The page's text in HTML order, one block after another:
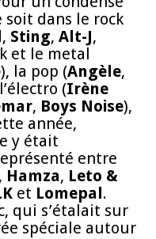
soit dans le rock
, Sting,Alt-J,
et le metal
), la pop (Angèle,
(Irène
, Boys Noise),
année,
y était
entre
, Hamza, Leto &
et Lomepal.
qui s’étalait sur
spéciale autour